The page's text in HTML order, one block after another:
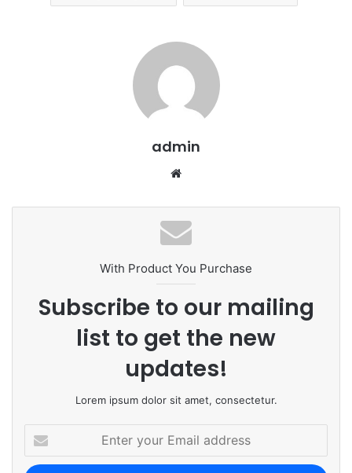
admin
te
With Product You Purchase
Subscribe to our mailing
list to get the new
updates!
Lorem ipsum dolor sit amet, consectetur.